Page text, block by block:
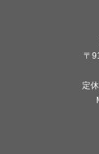
〒
定